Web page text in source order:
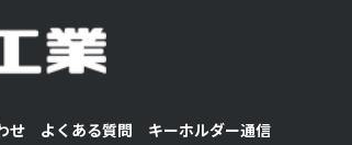
せ よくある質問 キーホルダー通信